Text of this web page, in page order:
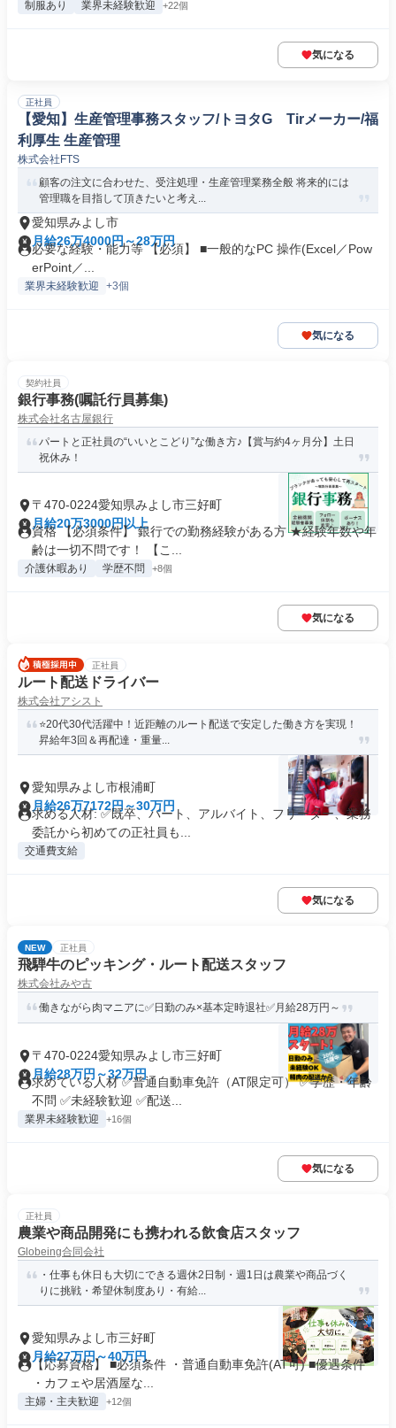
制服あり 業界未経験歓迎 +22個
気になる
正社員
【愛知】生産管理事務スタッフ/トヨタG Tirメーカー/福
利厚生 生産管理
株式会社FTS
顧客の注文に合わせた、受注処理・生産管理業務全般 将来的には
管理職を目指して頂きたいと考え...
愛知県みよし市
月給26万4000円～28万円
必要な経験・能力等 【必須】 ■一般的なPC 操作(Excel／Pow
erPoint／...
業界未経験歓迎 +3個
気になる
契約社員
銀行事務(嘱託行員募集)
株式会社名古屋銀行
パートと正社員の“いいとこどり”な働き方♪【賞与約4ヶ月分】土日
祝休み！
〒470-0224愛知県みよし市三好町
月給20万3000円以上
資格 【必須条件】 銀行での勤務経験がある方 ★経験年数や年
齢は一切不問です！ 【こ...
介護休暇あり 学歴不問 +8個
気になる
正社員
ルート配送ドライバー
株式会社アシスト
⭐️20代30代活躍中！近距離のルート配送で安定した働き方を実現！
昇給年3回＆再配達・重量...
愛知県みよし市根浦町
月給26万7172円～30万円
求める人材: ✅️既卒、パート、アルバイト、フリーター、業務
委託から初めての正社員も...
交通費支給
気になる
NEW 正社員
飛騨牛のピッキング・ルート配送スタッフ
株式会社みや古
働きながら肉マニアに✅日勤のみ×基本定時退社✅月給28万円～
〒470-0224愛知県みよし市三好町
月給28万円～32万円
求めている人材 ✅普通自動車免許（AT限定可） ✅学歴・年齢
不問 ✅未経験歓迎 ✅配送...
業界未経験歓迎 +16個
気になる
正社員
農業や商品開発にも携われる飲食店スタッフ
Globeing合同会社
・仕事も休日も大切にできる週休2日制・週1日は農業や商品づく
りに挑戦・希望休制度あり・有給...
愛知県みよし市三好町
月給27万円～40万円
【応募資格】 ■必須条件 ・普通自動車免許(AT可) ■優遇条件
・カフェや居酒屋な...
主婦・主夫歓迎 +12個